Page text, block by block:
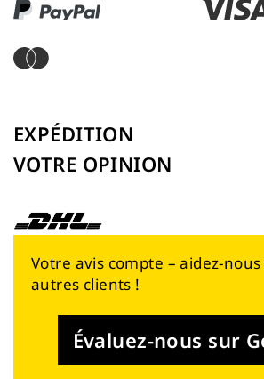
EXPÉDITION
VOTRE OPINION
Votre avis compte – aidez-
autres clients !
Évaluez-nous sur